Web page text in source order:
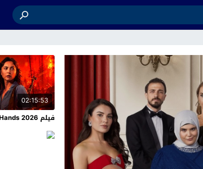
02:15:53
فيلم Cruel Hands 2026 مترجم